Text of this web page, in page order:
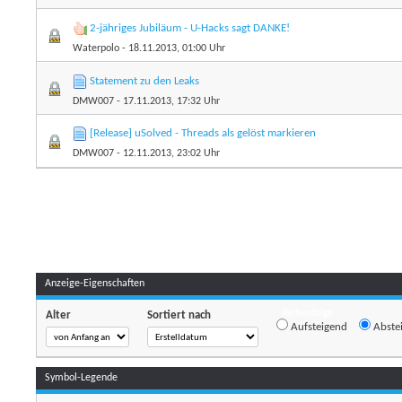
2-jähriges Jubiläum - U-Hacks sagt DANKE!
Waterpolo - 18.11.2013, 01:00 Uhr
Statement zu den Leaks
DMW007 - 17.11.2013, 17:32 Uhr
[Release] uSolved - Threads als gelöst markieren
DMW007 - 12.11.2013, 23:02 Uhr
Anzeige-Eigenschaften
Alter Sortiert nach
Aufsteigend
Symbol-Legende